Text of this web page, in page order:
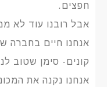
חפצים.
אבל רובנו עוד לא
אנחנו חיים בחברה
קונים- סימן שטוב
אנחנו נקנה את